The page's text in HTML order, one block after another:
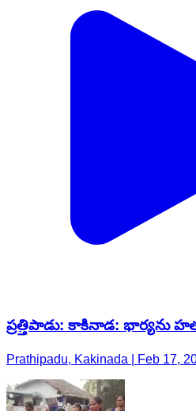
ప్రత్తిపాడు: కాకినాడ: భార్యను
Prathipadu, Kakinada | Feb 17,